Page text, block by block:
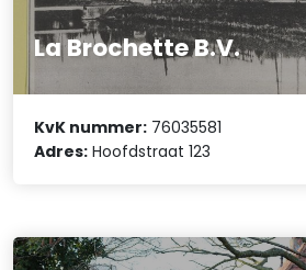
La Brochette B.V.
KvK nummer: 76035581
Adres: Hoofdstraat 123